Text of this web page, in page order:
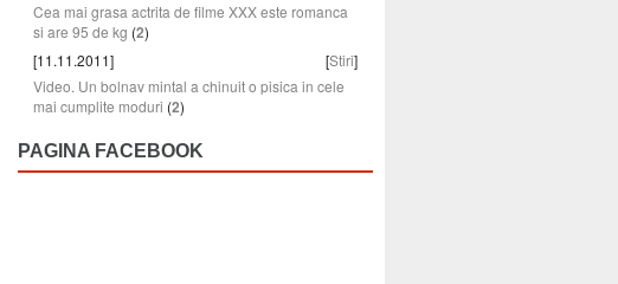
Cea mai grasa actrita de filme XXX este romanca
si are 95 de kg (2)
[11.11.2011]
[Stiri]
Video. Un bolnav mintal a chinuit o pisica in cele
mai cumplite moduri (2)
PAGINA FACEBOOK